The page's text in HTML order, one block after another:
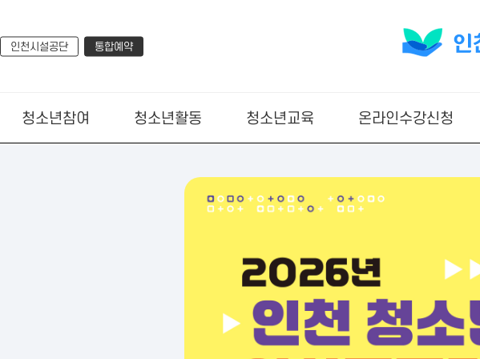
인천시설공단 통합예약
청소년참여 청소년활동 청소년교육 온라인수강신청
팝